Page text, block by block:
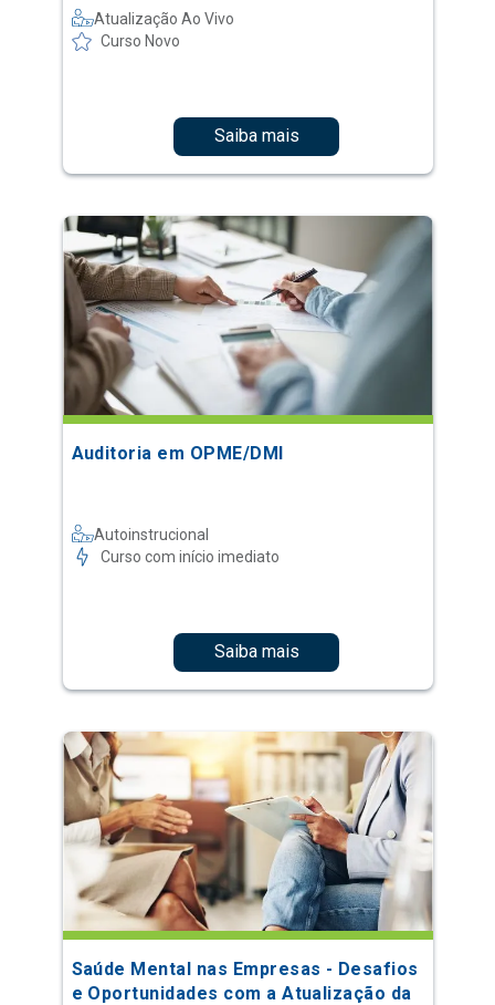
Atualização Ao Vivo
Curso Novo
Saiba mais
Auditoria em OPME/DMI
Autoinstrucional
Curso com início imediato
Saiba mais
Saúde Mental nas Empresas - Desafios
e Oportunidades com a Atualização da